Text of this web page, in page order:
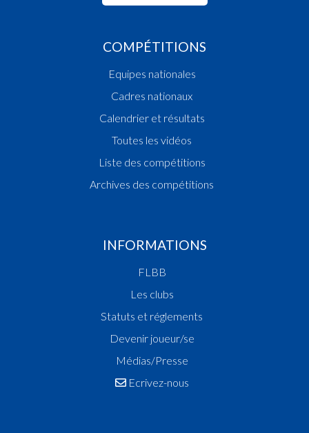
COMPÉTITIONS
Equipes nationales
Cadres nationaux
Calendrier et résultats
Toutes les vidéos
Liste des compétitions
Archives des compétitions
INFORMATIONS
FLBB
Les clubs
Statuts et réglements
Devenir joueur/se
Médias/Presse
Ecrivez-nous